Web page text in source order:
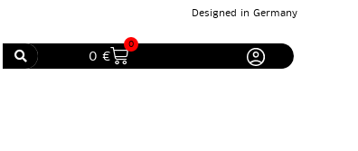
Designed in Germany
0€
0